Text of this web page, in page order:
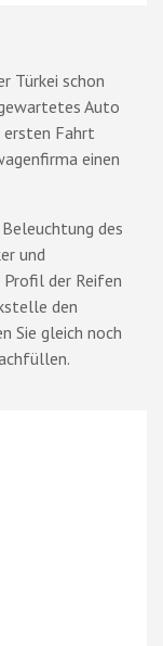
Türkei schon
Auto
ersten Fahrt
einen
des
und
der Reifen
den
Sie gleich noch